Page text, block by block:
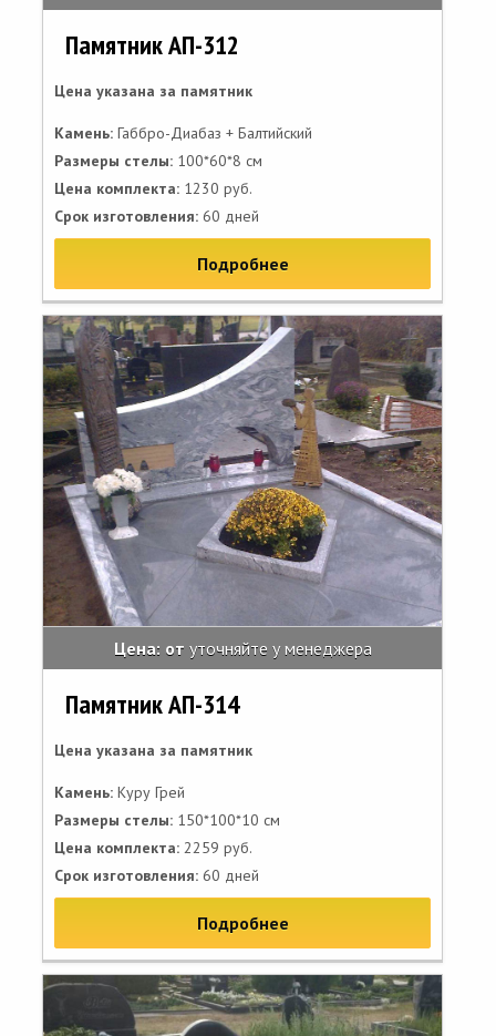
Памятник АП-312
Цена указана за памятник
Камень: Габбро-Диабаз + Балтийский
Размеры стелы: 100*60*8 см
Цена комплекта: 1230 руб.
Срок изготовления: 60 дней
Подробнее
Цена: от уточняйте у менеджера
Памятник АП-314
Цена указана за памятник
Камень: Куру Грей
Размеры стелы: 150*100*10 см
Цена комплекта: 2259 руб.
Срок изготовления: 60 дней
Подробнее